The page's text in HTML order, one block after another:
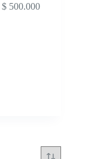
$ 500.000